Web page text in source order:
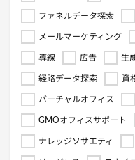
ファネルデータ探索
メールマーケティング
導線 広告 生
経路データ探索 資
バーチャルオフィス
GMOオフィスサポート
ナレッジソサエティ